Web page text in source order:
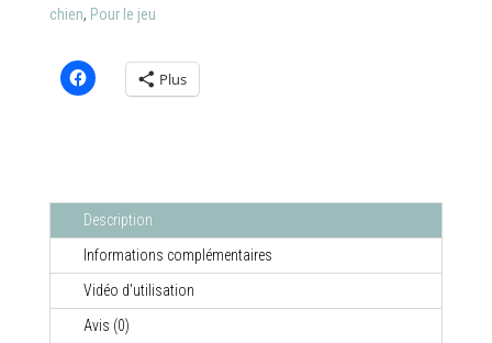
chien, Pour le jeu
Plus
Description
Informations complémentaires
Vidéo d'utilisation
Avis (0)